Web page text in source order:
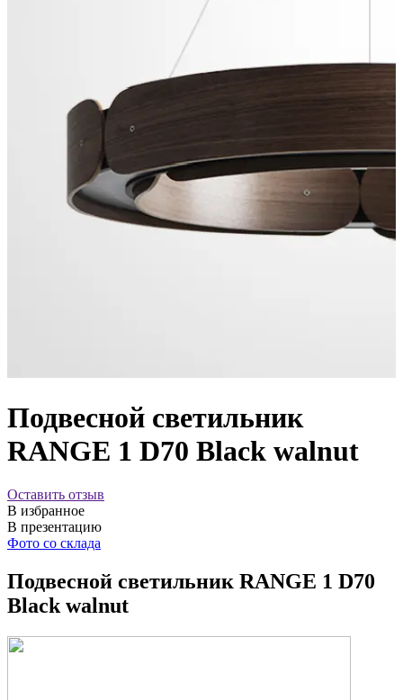
Подвесной светильник
RANGE 1 D70 Black walnut
Оставить отзыв
В избранное
В презентацию
Фото со склада
Подвесной светильник RANGE 1 D70
Black walnut